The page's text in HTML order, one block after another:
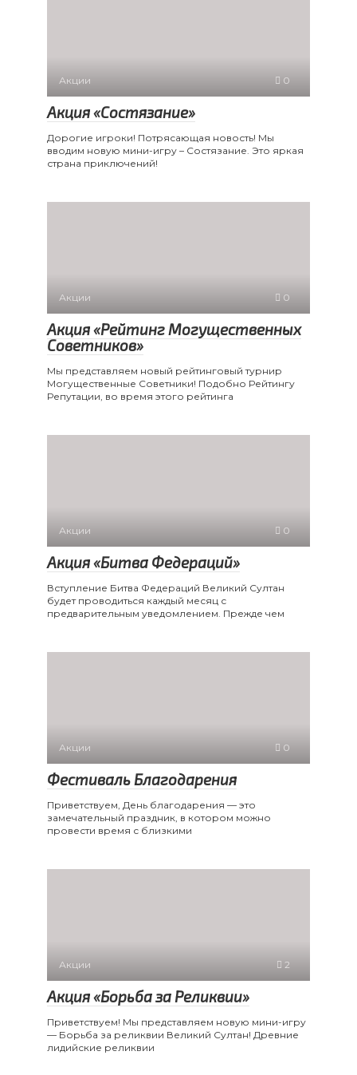
Акции 0
Акция «Состязание»
Дорогие игроки! Потрясающая новость! Мы
вводим новую мини-игру – Состязание. Это яркая
страна приключений!
Акции 0
Акция «Рейтинг Могущественных
Советников»
Мы представляем новый рейтинговый турнир
Могущественные Советники! Подобно Рейтингу
Репутации, во время этого рейтинга
Акции 0
Акция «Битва Федераций»
Вступление Битва Федераций Великий Султан
будет проводиться каждый месяц с
предварительным уведомлением. Прежде чем
Акции 0
Фестиваль Благодарения
Приветствуем, День благодарения — это
замечательный праздник, в котором можно
провести время с близкими
Акции 2
Акция «Борьба за Реликвии»
Приветствуем! Мы представляем новую мини-игру
— Борьба за реликвии Великий Султан! Древние
лидийские реликвии